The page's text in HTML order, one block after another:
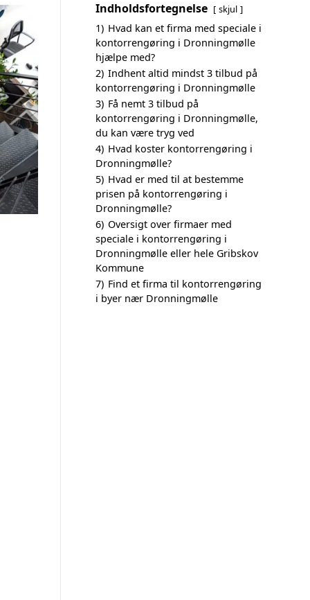
Indholdsfortegnelse skjul
1) Hvad kan et firma med speciale i
kontorrengøring i Dronningmølle
hjælpe med?
2) Indhent altid mindst 3 tilbud på
kontorrengøring i Dronningmølle
3) Få nemt 3 tilbud på
kontorrengøring i Dronningmølle,
du kan være tryg ved
4) Hvad koster kontorrengøring i
Dronningmølle?
5) Hvad er med til at bestemme
prisen på kontorrengøring i
Dronningmølle?
6) Oversigt over firmaer med
speciale i kontorrengøring i
Dronningmølle eller hele Gribskov
Kommune
7) Find et firma til kontorrengøring
i byer nær Dronningmølle